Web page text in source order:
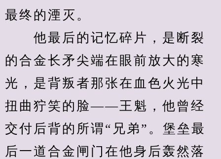
最终的湮灭。
他最后的记忆碎片，是断裂
的合金长矛尖端在眼前放大的寒
光，是背叛者那张在血色火光中
扭曲狞笑的脸——王魁，他曾经
交付后背的所谓“兄弟”。堡垒最
后一道合金闸门在他身后轰然落